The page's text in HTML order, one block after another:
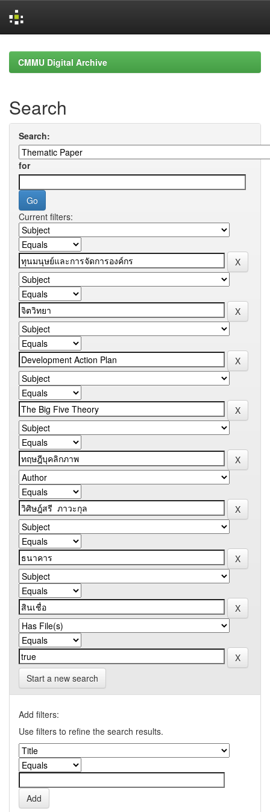
navigationCMMU Digital Archive
Search
Search:
for
Current filters:
Start a new search
Add filters:
Use filters to refine the search results.